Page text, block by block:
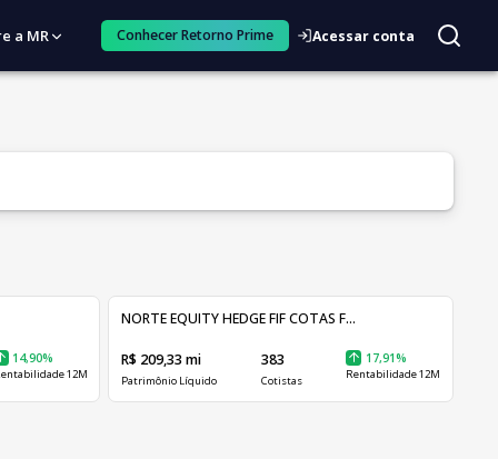
a MR Conhecer Retorno Prime Acessar conta
14,90%
12M
NORTE EQUITY HEDGE FIF COTAS F...
R$ 209,33 mi
Patrimônio Líquido
383
Cotistas
17,91%
Rentabilidade 12M